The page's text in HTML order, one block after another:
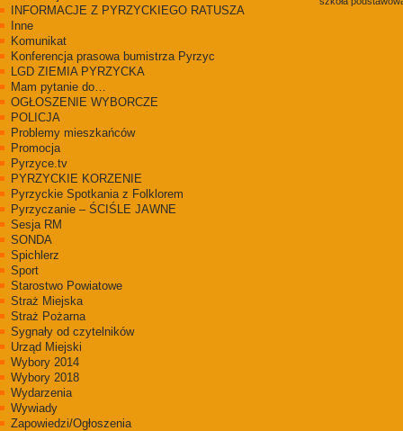
INFORMACJE Z PYRZYCKIEGO RATUSZA
Inne
Komunikat
Konferencja prasowa bumistrza Pyrzyc
LGD ZIEMIA PYRZYCKA
Mam pytanie do…
OGŁOSZENIE WYBORCZE
POLICJA
Problemy mieszkańców
Promocja
Pyrzyce.tv
PYRZYCKIE KORZENIE
Pyrzyckie Spotkania z Folklorem
Pyrzyczanie – ŚCIŚLE JAWNE
Sesja RM
SONDA
Spichlerz
Sport
Starostwo Powiatowe
Straż Miejska
Straż Pożarna
Sygnały od czytelników
Urząd Miejski
Wybory 2014
Wybory 2018
Wydarzenia
Wywiady
Zapowiedzi/Ogłoszenia